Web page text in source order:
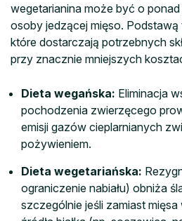
wegetarianina może być o
osoby jedzącej mięso. Podstawą
które dostarczają potrzebnych
przy znacznie mniejszych
Dieta wegańska: Eliminacja
pochodzenia zwierzęcego
emisji gazów cieplarnianych
pożywieniem.
Dieta wegetariańska:
ograniczenie nabiału) obniża
szczególnie jeśli zamiast